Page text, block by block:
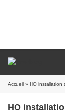
Accueil » HO installation
HO